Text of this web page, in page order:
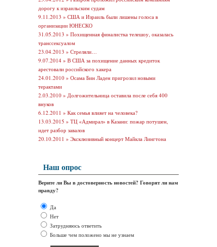
дорогу к израильским судам
9.11.2013 » США и Израиль были лишены голоса в
организации ЮНЕСКО
31.05.2013 » Похищенная финалистка телешоу, оказалась
транссексуалом
23.04.2013 » Стреляли…
9.07.2014 » В США за похищение данных кредиток
арестовали российского хакера
24.01.2010 » Осама Бин Ладен пригрозил новыми
терактами
2.03.2010 » Долгожительница оставила после себя 400
внуков
6.12.2011 » Как семья влияет на человека?
13.03.2015 » ТЦ «Адмирал» в Казани: пожар потушен,
идет разбор завалов
20.10.2011 » Эксклюзивный концерт Майкла Лингтона
Наш опрос
Верите ли Вы в достоверность новостей? Говорят ли нам
правду?
Да
Нет
Затрудняюсь ответить
Больше чем положено мы не узнаем